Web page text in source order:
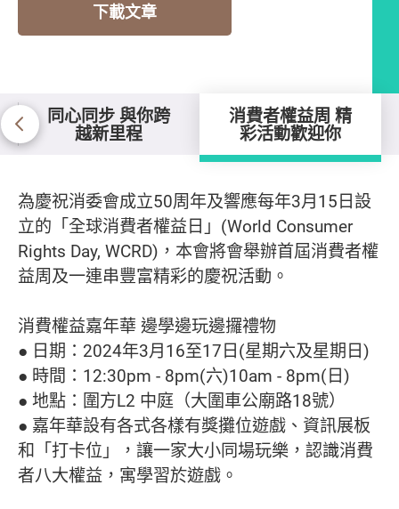
下載文章
同心同步 與你跨
越新里程
消費者權益周 精
彩活動歡迎你
消費者權益周 精彩活動歡迎你
為慶祝消委會成立50周年及響應每年3月15日設
立的「全球消費者權益日」(World Consumer
Rights Day, WCRD)，本會將會舉辦首屆消費者權
益周及一連串豐富精彩的慶祝活動。
消費權益嘉年華 邊學邊玩邊攞禮物
● 日期：2024年3月16至17日(星期六及星期日)
● 時間：12:30pm - 8pm(六)10am - 8pm(日)
● 地點：圍方L2 中庭（大圍車公廟路18號）
● 嘉年華設有各式各樣有獎攤位遊戲、資訊展板
和「打卡位」，讓一家大小同場玩樂，認識消費
者八大權益，寓學習於遊戲。